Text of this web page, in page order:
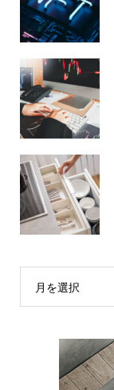
月を選択